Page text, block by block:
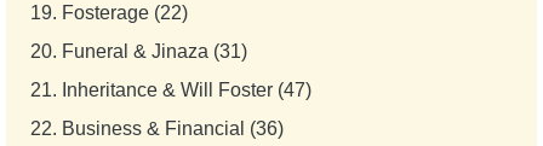
19. Fosterage (22)
20. Funeral & Jinaza (31)
21. Inheritance & Will Foster (47)
22. Business & Financial (36)